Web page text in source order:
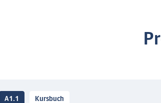
A1.1 Kursbuch